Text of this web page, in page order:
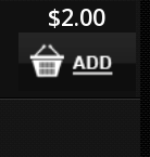
$2.00